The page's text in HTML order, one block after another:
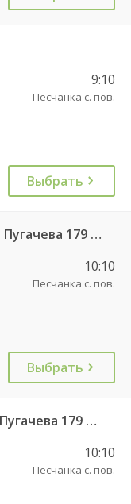
9:10
Песчанка с. пов.
Выбрать
Саратов АВ Центральный (ул им Пугачева 179 А) — Пенза АВ (улица Луначарского 1) 9438
10:10
Песчанка с. пов.
Выбрать
Саратов АВ Центральный ул им Пугачева 179 А — Петровск (ул Московская 101)
10:10
Песчанка с. пов.